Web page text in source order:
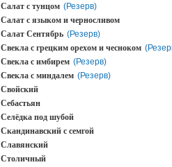
Салат с тунцом (Резерв)
Салат с языком и черносливом
Салат Сентябрь (Резерв)
Свекла с грецким орехом и чесноком
Свекла с имбирем (Резерв)
Свекла с миндалем (Резерв)
Свойский
Себастьян
Селёдка под шубой
Скандинавский с семгой
Славянский
Столичный